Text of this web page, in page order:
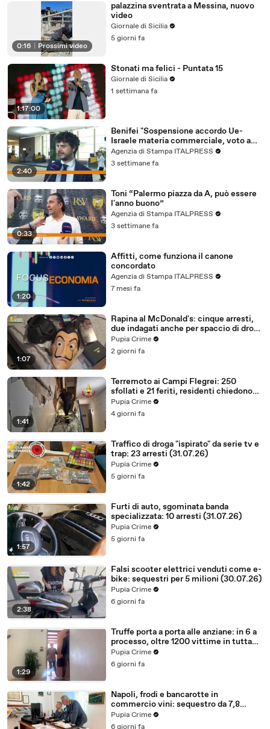
0:16 Prossimi video
palazzina sventrata a Messina, nuovo
video
Giornale di Sicilia
5 giorni fa
1:17:00
Stonati ma felici - Puntata 15
Giornale di Sicilia
1 settimana fa
2:40
Benifei "Sospensione accordo Ue-
Israele materia commerciale, voto a
maggioranza"
Agenzia di Stampa ITALPRESS
3 settimane fa
0:33
Toni “Palermo piazza da A, può essere
l'anno buono”
Agenzia di Stampa ITALPRESS
3 settimane fa
1:20
Affitti, come funziona il canone
concordato
Agenzia di Stampa ITALPRESS
7 mesi fa
1:07
Rapina al McDonald's: cinque arresti,
due indagati anche per spaccio di droga
(03.08.26)
Pupia Crime
2 giorni fa
1:41
Terremoto ai Campi Flegrei: 250
sfollati e 21 feriti, residenti chiedono
certezze sul futuro (01.08.26)
Pupia Crime
4 giorni fa
1:42
Traffico di droga "ispirato" da serie tv e
trap: 23 arresti (31.07.26)
Pupia Crime
5 giorni fa
1:57
Furti di auto, sgominata banda
specializzata: 10 arresti (31.07.26)
Pupia Crime
5 giorni fa
2:38
Falsi scooter elettrici venduti come e-
bike: sequestri per 5 milioni (30.07.26)
Pupia Crime
6 giorni fa
1:29
Truffe porta a porta alle anziane: in 6 a
processo, oltre 1200 vittime in tutta
Italia (30.07.26)
Pupia Crime
6 giorni fa
Napoli, frodi e bancarotte in
commercio vini: sequestro da 7,8
milioni (30.07.26)
Pupia Crime